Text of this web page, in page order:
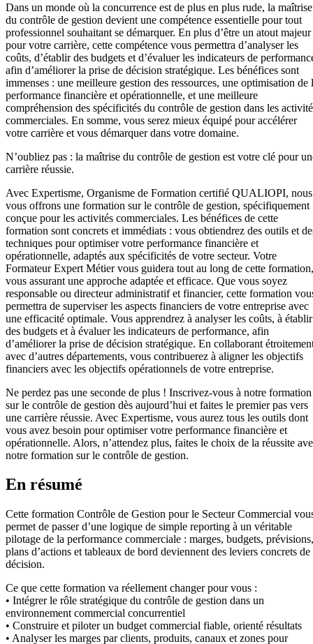
Dans un monde où la concurrence est de plus en plus rude, la maîtrise
du contrôle de gestion devient une compétence essentielle pour tout
professionnel souhaitant se démarquer. En plus d’être un atout majeur
pour votre carrière, cette compétence vous permettra d’analyser les
coûts, d’établir des budgets et d’évaluer les indicateurs de
afin d’améliorer la prise de décision stratégique. Les bénéfices sont
immenses : une meilleure gestion des ressources, une optimisation de
performance financière et opérationnelle, et une meilleure
compréhension des spécificités du contrôle de gestion dans les
commerciales. En somme, vous serez mieux équipé pour accélérer
votre carrière et vous démarquer dans votre domaine.
N’oubliez pas : la maîtrise du contrôle de gestion est votre clé pour
carrière réussie.
Avec Expertisme, Organisme de Formation certifié QUALIOPI, nous
vous offrons une formation sur le contrôle de gestion, spécifiquement
conçue pour les activités commerciales. Les bénéfices de cette
formation sont concrets et immédiats : vous obtiendrez des outils et
techniques pour optimiser votre performance financière et
opérationnelle, adaptés aux spécificités de votre secteur. Votre
Formateur Expert Métier vous guidera tout au long de cette formation,
vous assurant une approche adaptée et efficace. Que vous soyez
responsable ou directeur administratif et financier, cette formation
permettra de superviser les aspects financiers de votre entreprise avec
une efficacité optimale. Vous apprendrez à analyser les coûts, à établir
des budgets et à évaluer les indicateurs de performance, afin
d’améliorer la prise de décision stratégique. En collaborant
avec d’autres départements, vous contribuerez à aligner les objectifs
financiers avec les objectifs opérationnels de votre entreprise.
Ne perdez pas une seconde de plus ! Inscrivez-vous à notre formation
sur le contrôle de gestion dès aujourd’hui et faites le premier pas vers
une carrière réussie. Avec Expertisme, vous aurez tous les outils dont
vous avez besoin pour optimiser votre performance financière et
opérationnelle. Alors, n’attendez plus, faites le choix de la réussite
notre formation sur le contrôle de gestion.
En résumé
Cette formation Contrôle de Gestion pour le Secteur Commercial
permet de passer d’une logique de simple reporting à un véritable
pilotage de la performance commerciale : marges, budgets, prévisions,
plans d’actions et tableaux de bord deviennent des leviers concrets de
décision.
Ce que cette formation va réellement changer pour vous :
• Intégrer le rôle stratégique du contrôle de gestion dans un
environnement commercial concurrentiel
• Construire et piloter un budget commercial fiable, orienté résultats
• Analyser les marges par clients, produits, canaux et zones pour